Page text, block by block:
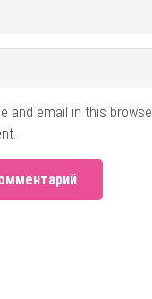
and email in this